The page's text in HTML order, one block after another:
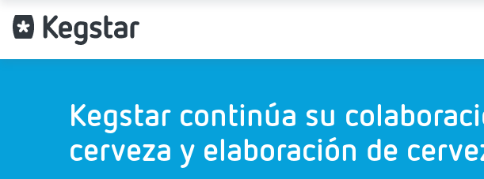
Kegstar continúa su
cerveza y elaboración de